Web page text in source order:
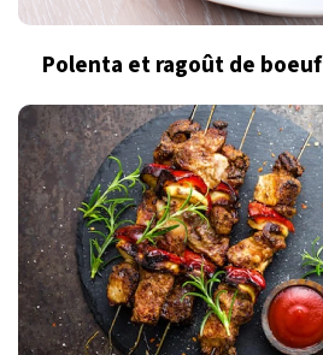
Polenta et ragoût de boeuf